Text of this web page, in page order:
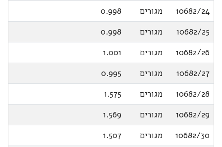
10682/24 מגורים
0.998
10682/25
מגורים
0.998
10682/26
מגורים
1.001
10682/27
מגורים
0.995
10682/28
מגורים
1.575
10682/29
מגורים
1.569
10682/30
מגורים
1.507